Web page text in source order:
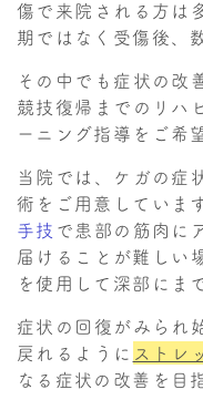
傷で来院される方は
期ではなく受傷後、
その中でも症状の改
競技復帰までのリハ
ーニング指導をご希
当院では、ケガの症
術をご用意しています
手技 で患部の筋肉に
届けることが難しい
を使用して深部にま
症状の回復がみられ
戻れるように ストレ
なる症状の改善を目